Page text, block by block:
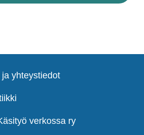
yhteystiedot
verkossa ry